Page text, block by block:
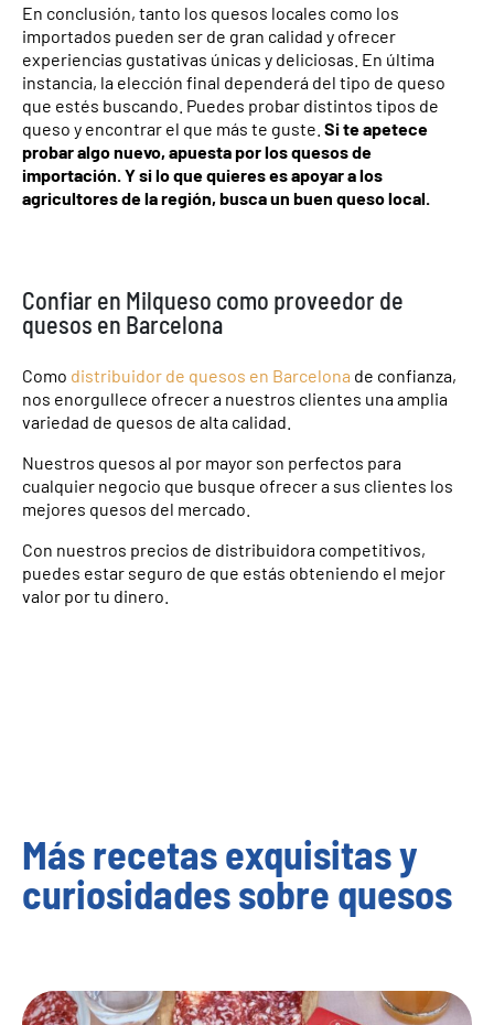
En conclusión, tanto los quesos locales como los
importados pueden ser de gran calidad y ofrecer
experiencias gustativas únicas y deliciosas. En última
instancia, la elección final dependerá del tipo de queso
que estés buscando. Puedes probar distintos tipos de
queso y encontrar el que más te guste. Si te apetece
probar algo nuevo, apuesta por los quesos de
importación. Y si lo que quieres es apoyar a los
agricultores de la región, busca un buen queso local.
Confiar en Milqueso como proveedor de
quesos en Barcelona
Como distribuidor de quesos en Barcelona de confianza,
nos enorgullece ofrecer a nuestros clientes una amplia
variedad de quesos de alta calidad.
Nuestros quesos al por mayor son perfectos para
cualquier negocio que busque ofrecer a sus clientes los
mejores quesos del mercado.
Con nuestros precios de distribuidora competitivos,
puedes estar seguro de que estás obteniendo el mejor
valor por tu dinero.
Más recetas exquisitas y
curiosidades sobre quesos